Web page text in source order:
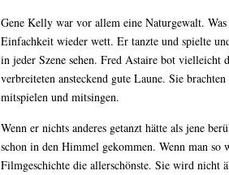
Gene Kelly war vor allem eine Naturgewalt.
Einfachkeit wieder wett. Er tanzte und spielte
in jeder Szene sehen. Fred Astaire bot vielleicht
verbreiteten ansteckend gute Laune. Sie
mitspielen und mitsingen.
Wenn er nichts anderes getanzt hätte als jene
schon in den Himmel gekommen. Wenn man so
Filmgeschichte die allerschönste. Sie wird nicht